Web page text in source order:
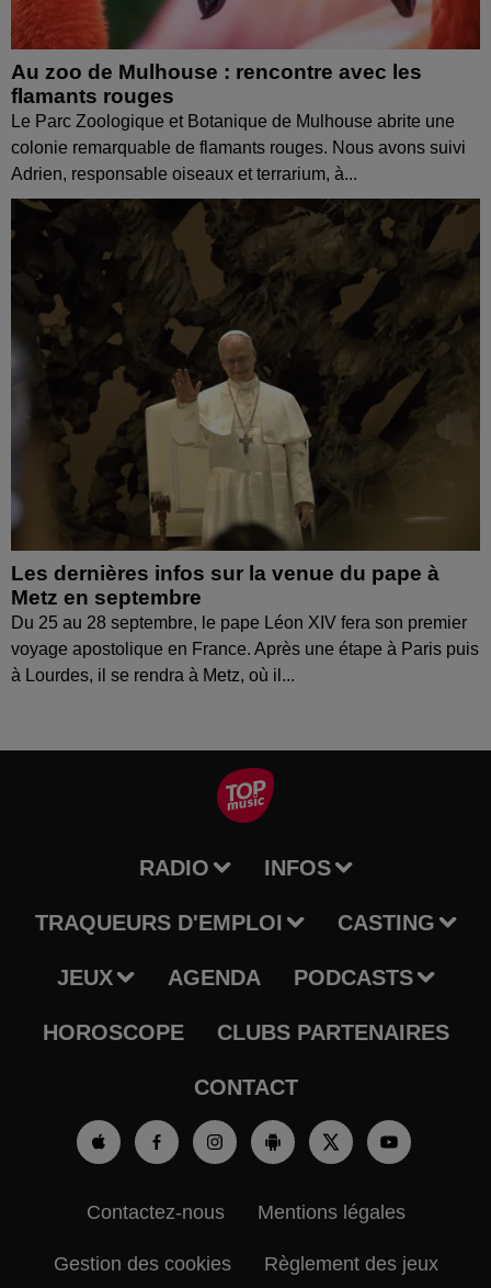
Au zoo de Mulhouse : rencontre avec les
flamants rouges
Le Parc Zoologique et Botanique de Mulhouse abrite une
colonie remarquable de flamants rouges. Nous avons suivi
Adrien, responsable oiseaux et terrarium, à...
Les dernières infos sur la venue du pape à
Metz en septembre
Du 25 au 28 septembre, le pape Léon XIV fera son premier
voyage apostolique en France. Après une étape à Paris puis
à Lourdes, il se rendra à Metz, où il...
RADIO INFOS
TRAQUEURS D'EMPLOI CASTING
JEUX AGENDA PODCASTS
HOROSCOPE CLUBS PARTENAIRES
CONTACT
Contactez-nous Mentions légales
Gestion des cookies Règlement des jeux